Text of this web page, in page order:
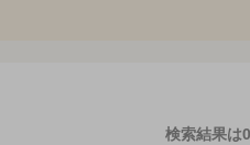
検索結果は